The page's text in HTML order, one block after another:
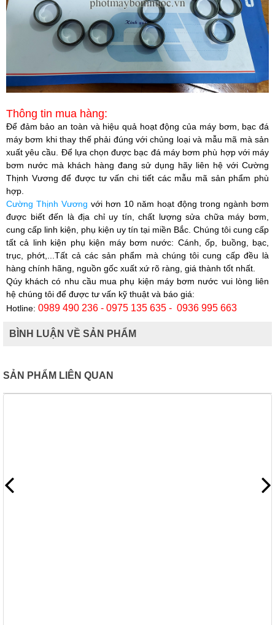
Thông tin mua hàng:
Để đảm bảo an toàn và hiệu quả hoạt động của máy bơm, bạc đá
máy bơm khi thay thế phải đúng với chủng loại và mẫu mã mà sản
xuất yêu cầu. Để lựa chọn được bạc đá máy bơm phù hợp với máy
bơm nước mà khách hàng đang sử dụng hãy liên hệ với Cường
Thịnh Vương để được tư vấn chi tiết các mẫu mã sản phẩm phù
hợp.​
Cường Thịnh Vương với hơn 10 năm hoạt động trong ngành bơm
được biết đến là địa chỉ uy tín, chất lượng sửa chữa máy bơm,
cung cấp linh kiện, phụ kiện uy tín tại miền Bắc. Chúng tôi cung cấp
tất cả linh kiện phụ kiện máy bơm nước: Cánh, ốp, buồng, bạc,
trục, phớt,...Tất cả các sản phẩm mà chúng tôi cung cấp đều là
hàng chính hãng, nguồn gốc xuất xứ rõ ràng, giá thành tốt nhất.
Qúy khách có nhu cầu mua phụ kiện máy bơm nước vui lòng liên
hệ chúng tôi để được tư vấn kỹ thuật và báo giá:
Hotline: 0989 490 236 - 0975 135 635 - 0936 995 663
BÌNH LUẬN VỀ SẢN PHẨM
SẢN PHẨM LIÊN QUAN